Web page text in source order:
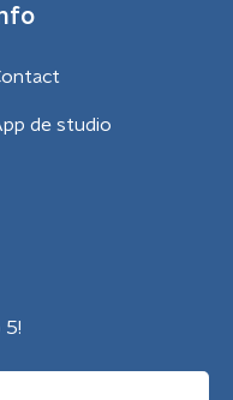
de studio
5!